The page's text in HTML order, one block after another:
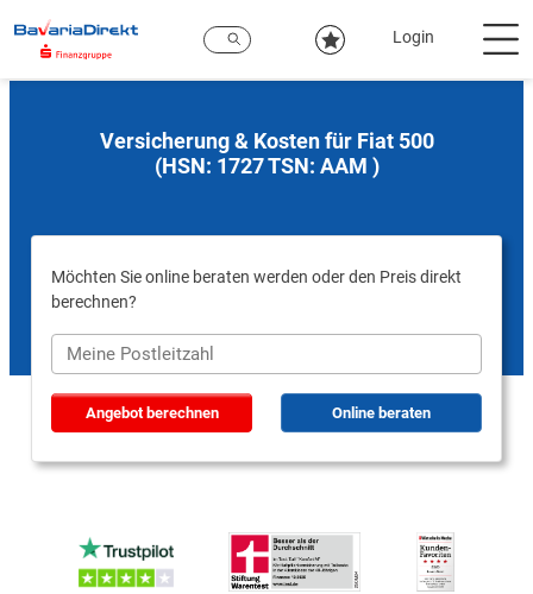
Hauptinhalt
Login
Versicherung & Kosten für Fiat 500
(HSN: 1727 TSN: AAM )
Möchten Sie online beraten werden oder den Preis direkt
berechnen?
Angebot berechnen Online beraten